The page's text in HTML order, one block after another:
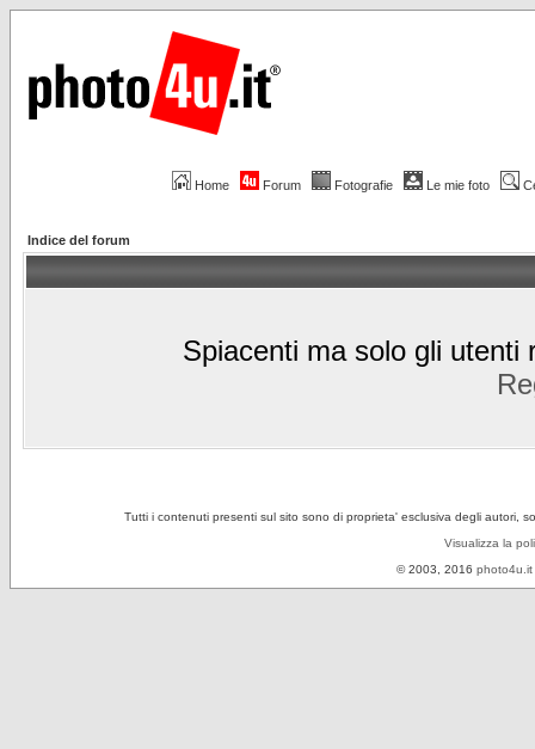
Home Forum Fotografie Le mie foto
Indice del forum
Spiacenti ma solo gli utenti
Tutti i contenuti presenti sul sito sono di proprieta' esclusiva degli autori,
Visualizza la
© 2003, 2016 photo4u.it